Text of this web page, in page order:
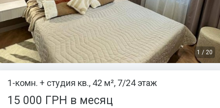
1 / 20
1-комн. + студия кв., 42 м², 7/24 этаж
15 000 ГРН в месяц